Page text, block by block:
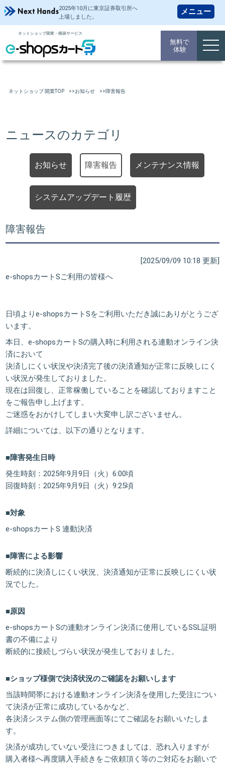
2025年10月に東京証券取引所へ
上場しました。
ネットショップ開業・構築サービス
無料で
体験
ネットショップ 開業TOP お知らせ 障害報告
ニュースのカテゴリ
お知らせ 障害報告 メンテナンス情報
システムアップデート履歴
障害報告
[2025/09/09 10:18 更新]
e-shopsカートSご利用の皆様へ
日頃よりe-shopsカートSをご利用いただき誠にありがとうござ
います。
本日、e-shopsカートSの購入時に利用される連動オンライン決
済において
決済しにくい状況や決済完了後の決済通知が正常に反映しにく
い状況が発生しておりました。
現在は回復し、正常稼働していることを確認しておりますこと
をご報告申し上げます。
ご迷惑をおかけしてしまい大変申し訳ございません。
詳細については、以下の通りとなります。
■障害発生日時
発生時刻：2025年9月9日（火）6:00頃
回復時刻：2025年9月9日（火）9:25頃
■対象
e-shopsカートS 連動決済
■障害による影響
断続的に決済しにくい状況、決済通知が正常に反映しにくい状
況でした。
■原因
e-shopsカートSの連動オンライン決済に使用しているSSL証明
書の不備により
断続的に接続しづらい状況が発生しておりました。
■ショップ様側で決済状況のご確認をお願いします
当該時間帯における連動オンライン決済を使用した受注につい
て決済が正常に成功しているかなど、
各決済システム側の管理画面等にてご確認をお願いいたしま
す。
決済が成功していない受注につきましては、恐れ入りますが
購入者様へ再度購入手続きをご依頼頂く等のご対応をお願いで